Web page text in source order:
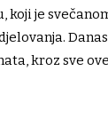
koji je
kroz sve